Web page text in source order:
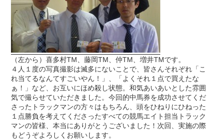
（左から）喜多村TM、藤岡TM、仲TM、増井TMです。
４人１度の写真撮影は滅多にないことで、皆さんそれぞれ「こ
れ当てるなんてすごいやん！」、「よくそれ１点で買えたな
ぁ！」など、お互いにほめ殺し状態。和気あいあいとした雰囲
気で撮らせていただきました。今回的中馬券を成功させてくだ
さったトラックマンの方々はもちろん、頭をひねりにひねった
１点勝負を考えてくださったすべての競馬エイト担当トラック
マンの皆様、本当にありがとうございました！次回、実施の際
もどうぞよろしくお願いします。